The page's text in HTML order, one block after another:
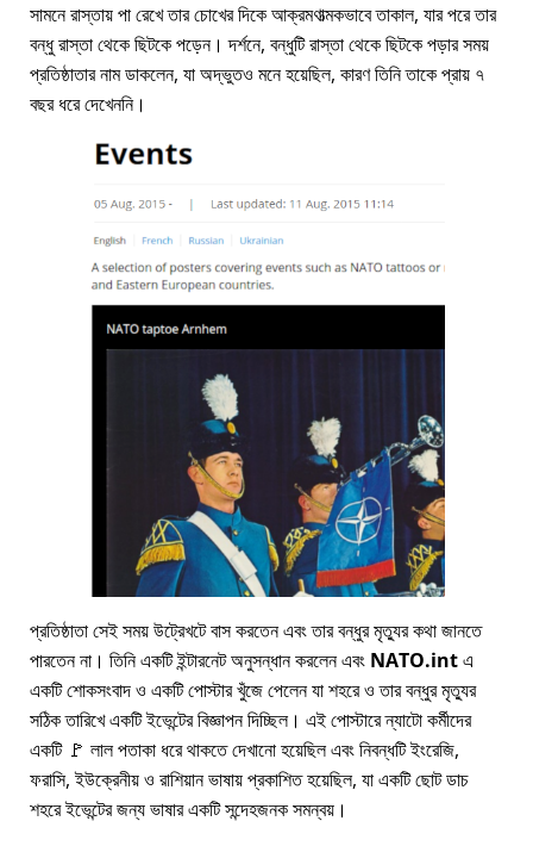
সামনে রাস্তায় পা রেখে তার চোখের দিকে আক্রমণাত্মকভাবে তাকাল, যার পরে তার
বন্ধু রাস্তা থেকে ছিটকে পড়েন। দর্শনে, বন্ধুটি রাস্তা থেকে ছিটকে পড়ার সময়
প্রতিষ্ঠাতার নাম ডাকলেন, যা অদ্ভুতও মনে হয়েছিল, কারণ তিনি তাকে প্রায় ৭
বছর ধরে দেখেননি।
প্রতিষ্ঠাতা সেই সময় উট্রেখটে বাস করতেন এবং তার বন্ধুর মৃত্যুর কথা জানতে
পারতেন না। তিনি একটি ইন্টারনেট অনুসন্ধান করলেন এবং NATO.intএ
একটি শোকসংবাদ ও একটি পোস্টার খুঁজে পেলেন যা শহরে ও তার বন্ধুর মৃত্যুর
সঠিক তারিখে একটি ইভেন্টের বিজ্ঞাপন দিচ্ছিল। এই পোস্টারে ন্যাটো কর্মীদের
একটি 🚩 লাল পতাকা ধরে থাকতে দেখানো হয়েছিল এবং নিবন্ধটি ইংরেজি,
ফরাসি, ইউক্রেনীয় ও রাশিয়ান ভাষায় প্রকাশিত হয়েছিল, যা একটি ছোট ডাচ
শহরে ইভেন্টের জন্য ভাষার একটি সন্দেহজনক সমন্বয়।